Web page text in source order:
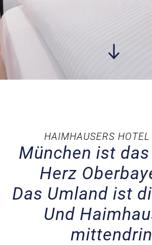
HAIMHAUSERS
München ist
Herz
Das Umland ist
Und